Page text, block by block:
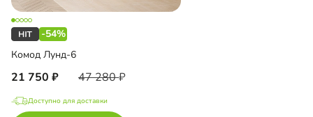
-54%
Комод Лунд-6
21 750 47 280
Доступно для доставки